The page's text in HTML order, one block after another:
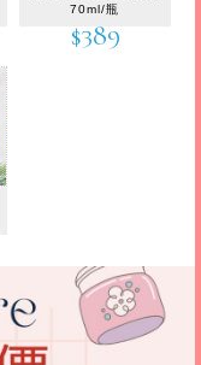
70ml/瓶
$389